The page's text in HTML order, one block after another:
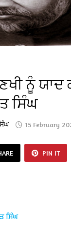
ਨੂੰ
ਸਿੰਘ
15 February
PIN IT
ਸਿੰਘ